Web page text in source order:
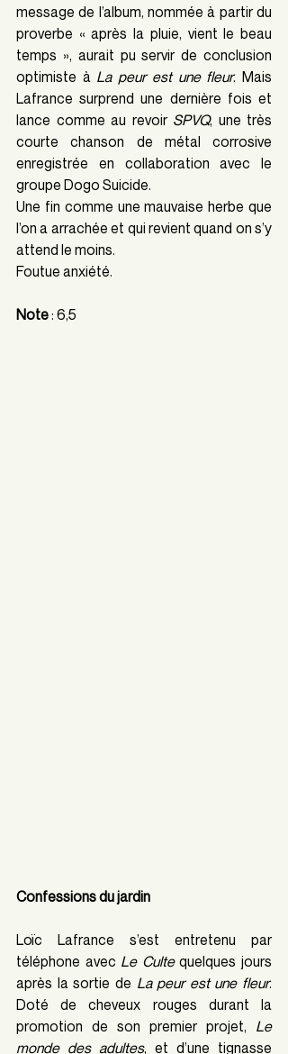
message de l’album, nommée à partir du
proverbe « après la pluie, vient le beau
temps », aurait pu servir de conclusion
optimiste à La peur est une fleur. Mais
Lafrance surprend une dernière fois et
lance comme au revoir SPVQ, une très
courte chanson de métal corrosive
enregistrée en collaboration avec le
groupe Dogo Suicide.
Une fin comme une mauvaise herbe que
l’on a arrachée et qui revient quand on s’y
attend le moins.
Foutue anxiété.
Note : 6,5
Confessions du jardin
Loïc Lafrance s’est entretenu par
téléphone avec Le Culte quelques jours
après la sortie de La peur est une fleur.
Doté de cheveux rouges durant la
promotion de son premier projet, Le
monde des adultes, et d’une tignasse